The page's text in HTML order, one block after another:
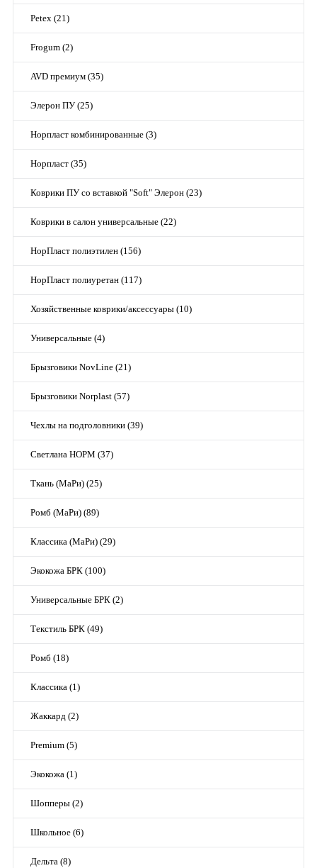
Petex (21)
Frogum (2)
AVD премиум (35)
Элерон ПУ (25)
Норпласт комбинированные (3)
Норпласт (35)
Коврики ПУ со вставкой "Soft" Элерон (23)
Коврики в салон универсальные (22)
НорПласт полиэтилен (156)
НорПласт полиуретан (117)
Хозяйственные коврики/аксессуары (10)
Универсальные (4)
Брызговики NovLine (21)
Брызговики Norplast (57)
Чехлы на подголовники (39)
Светлана НОРМ (37)
Ткань (МаРи) (25)
Ромб (МаРи) (89)
Классика (МаРи) (29)
Экокожа БРК (100)
Универсальные БРК (2)
Текстиль БРК (49)
Ромб (18)
Классика (1)
Жаккард (2)
Premium (5)
Экокожа (1)
Шопперы (2)
Школьное (6)
Дельта (8)